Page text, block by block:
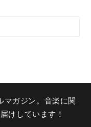
マガジン。音楽に関
けしています！